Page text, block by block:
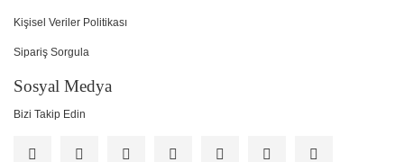
Kişisel Veriler Politikası
Sipariş Sorgula
Sosyal Medya
Bizi Takip Edin